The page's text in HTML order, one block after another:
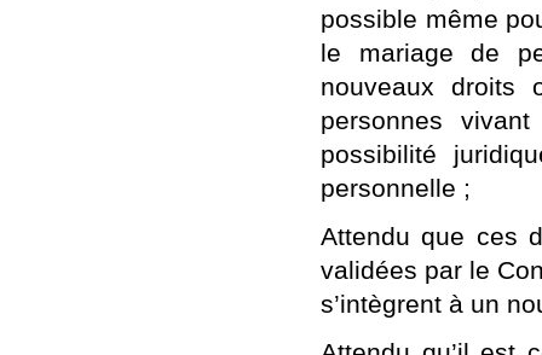
possible même
le mariage de
nouveaux droits
personnes
possibilité
personnelle ;
Attendu que ces
validées par le
s’intègrent à un